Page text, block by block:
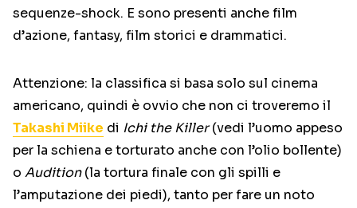
sequenze-shock. E sono presenti anche film
d’azione, fantasy, film storici e drammatici.
Attenzione: la classifica si basa solo sul cinema
americano, quindi è ovvio che non ci troveremo il
Takashi Miike di Ichi the Killer(vedi l’uomo appeso
per la schiena e torturato anche con l’olio bollente)
o Audition(la tortura finale con gli spilli e
l’amputazione dei piedi), tanto per fare un noto